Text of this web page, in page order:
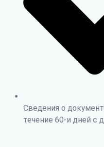
Сведения о
течение 60-и дней с